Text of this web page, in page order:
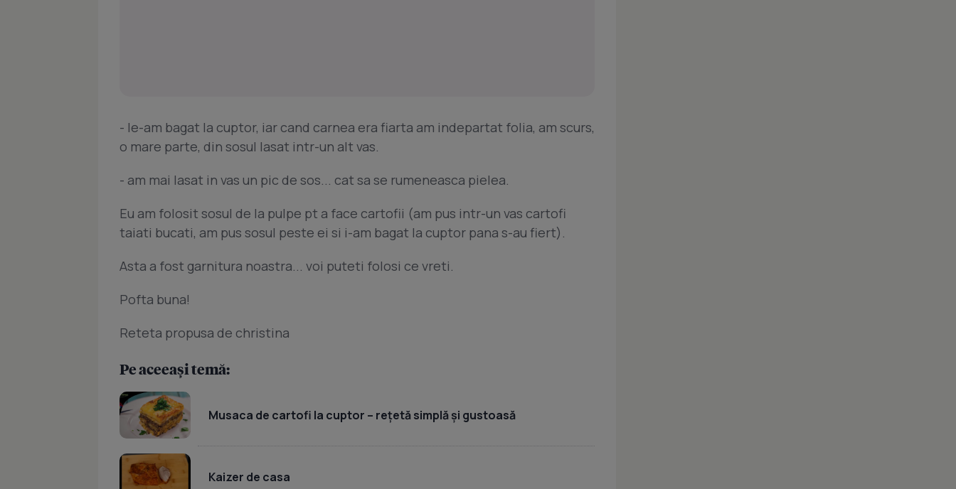
- le-am bagat la cuptor, iar cand carnea era fiarta am indepartat folia, am scurs,
o mare parte, din sosul lasat intr-un alt vas.
- am mai lasat in vas un pic de sos... cat sa se rumeneasca pielea.
Eu am folosit sosul de la pulpe pt a face cartofii (am pus intr-un vas cartofi
taiati bucati, am pus sosul peste ei si i-am bagat la cuptor pana s-au fiert).
Asta a fost garnitura noastra... voi puteti folosi ce vreti.
Pofta buna!
Reteta propusa de christina
Pe aceeași temă:
Musaca de cartofi la cuptor – rețetă simplă și gustoasă
Kaizer de casa